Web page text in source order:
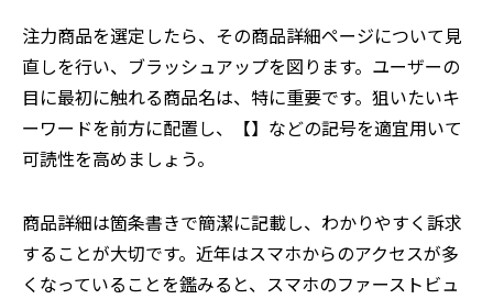
注力商品を選定したら、その商品詳細ページについて見
直しを行い、ブラッシュアップを図ります。ユーザーの
目に最初に触れる商品名は、特に重要です。狙いたいキ
ーワードを前方に配置し、【】などの記号を適宜用いて
可読性を高めましょう。
商品詳細は箇条書きで簡潔に記載し、わかりやすく訴求
することが大切です。近年はスマホからのアクセスが多
くなっていることを鑑みると、スマホのファーストビュ